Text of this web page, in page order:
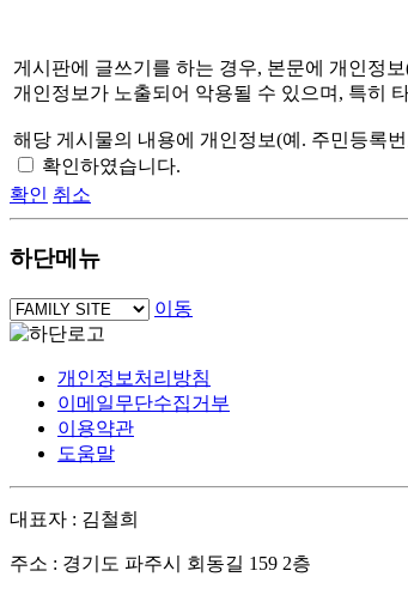
게시판에 글쓰기를 하는 경우, 본문에 개인정
개인정보가 노출되어 악용될 수 있으며, 특히
해당 게시물의 내용에 개인정보(예. 주민등록
확인하였습니다.
확인 취소
하단메뉴
이동
개인정보처리방침
이메일무단수집거부
이용약관
도움말
대표자 : 김철희
주소 : 경기도 파주시 회동길 159 2층